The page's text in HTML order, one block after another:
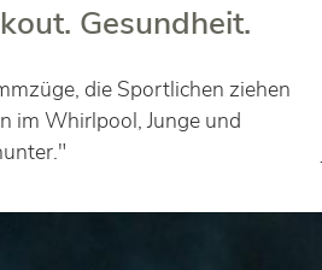
Gesundheit.
die Sportlichen ziehen
im Whirlpool, Junge und